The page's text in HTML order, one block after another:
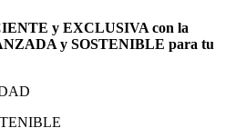
y EXCLUSIVA con la
y SOSTENIBLE para tu